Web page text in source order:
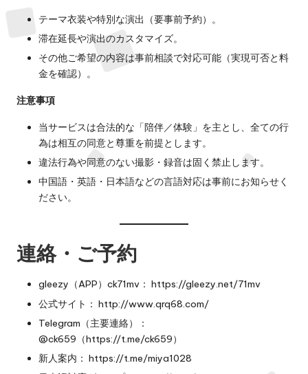
テーマ衣装や特別な演出（要事前予約）。
滞在延長や演出のカスタマイズ。
その他ご希望の内容は事前相談で対応可能（実現可否と料
金を確認）。
注意事項
当サービスは合法的な「陪伴／体験」を主とし、全ての行
為は相互の同意と尊重を前提とします。
違法行為や同意のない撮影・録音は固く禁止します。
中国語・英語・日本語などの言語対応は事前にお知らせく
ださい。
連絡・ご予約
gleezy（APP）ck71mv： https://gleezy.net/71mv
公式サイト： http://www.qrq68.com/
Telegram（主要連絡）：
@ck659（https://t.me/ck659）
新人案内： https://t.me/miya1028